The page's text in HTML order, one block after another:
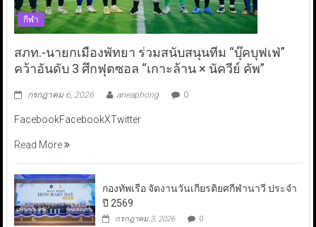
กีฬา
สภท.-นายกเมืองพัทยา ร่วมสนับสนุนทีม “บุ๊คบุฟเฟ่”
คว้าอันดับ 3 ศึกฟุตซอล “เกาะล้าน × นัควีย์ คัพ”
กรกฎาคม 6, 2026 aneaphong 0
FacebookFacebookXTwitter
Read More
กองทัพเรือ จัดงานวันเกียรติยศกีฬานาวี ประจำ
ปี 2569
กรกฎาคม 3, 2026 0